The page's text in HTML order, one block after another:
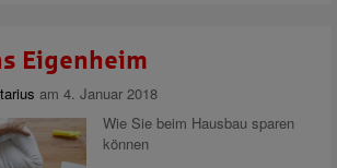
Eigenheim
am 4. Januar 2018
Wie Sie beim Hausbau sparen
können